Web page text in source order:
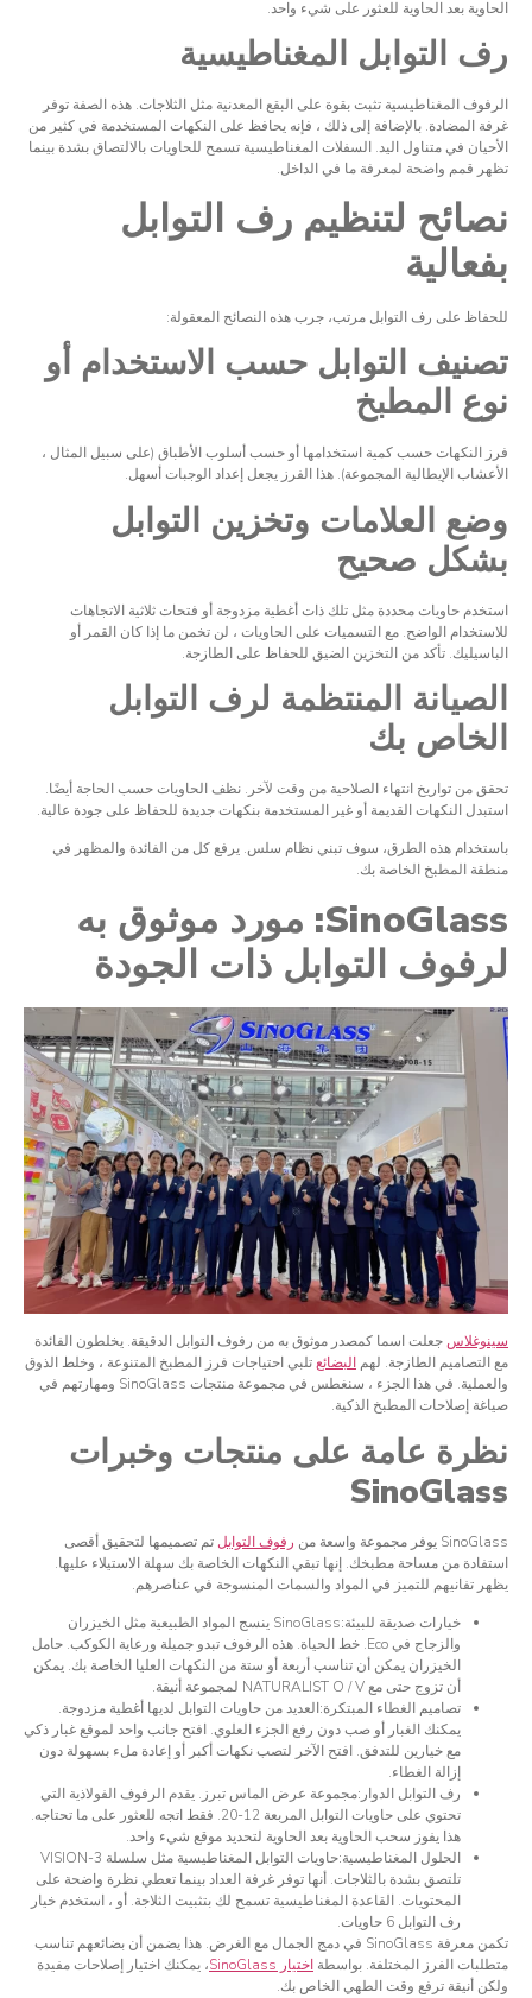
الحاوية بعد الحاوية للعثور على شيء واحد.
رف التوابل المغناطيسية
الرفوف المغناطيسية تثبت بقوة على البقع المعدنية مثل الثلاجات. هذه الصفة توفر
غرفة المضادة. بالإضافة إلى ذلك ، فإنه يحافظ على النكهات المستخدمة في كثير من
الأحيان في متناول اليد. السفلات المغناطيسية تسمح للحاويات بالالتصاق بشدة بينما
تظهر قمم واضحة لمعرفة ما في الداخل.
نصائح لتنظيم رف التوابل
بفعالية
للحفاظ على رف التوابل مرتب، جرب هذه النصائح المعقولة:
تصنيف التوابل حسب الاستخدام أو
نوع المطبخ
فرز النكهات حسب كمية استخدامها أو حسب أسلوب الأطباق (على سبيل المثال ،
الأعشاب الإيطالية المجموعة). هذا الفرز يجعل إعداد الوجبات أسهل.
وضع العلامات وتخزين التوابل
بشكل صحيح
استخدم حاويات محددة مثل تلك ذات أغطية مزدوجة أو فتحات ثلاثية الاتجاهات
للاستخدام الواضح. مع التسميات على الحاويات ، لن تخمن ما إذا كان القمر أو
الباسيليك. تأكد من التخزين الضيق للحفاظ على الطازجة.
الصيانة المنتظمة لرف التوابل
الخاص بك
تحقق من تواريخ انتهاء الصلاحية من وقت لآخر. نظف الحاويات حسب الحاجة أيضًا.
استبدل النكهات القديمة أو غير المستخدمة بنكهات جديدة للحفاظ على جودة عالية.
باستخدام هذه الطرق، سوف تبني نظام سلس. يرفع كل من الفائدة والمظهر في
منطقة المطبخ الخاصة بك.
SinoGlass: مورد موثوق به
لرفوف التوابل ذات الجودة
سينوغلاسجعلت اسما كمصدر موثوق به من رفوف التوابل الدقيقة. يخلطون الفائدة
مع التصاميم الطازجة. لهم البضائعتلبي احتياجات فرز المطبخ المتنوعة ، وخلط الذوق
والعملية. في هذا الجزء ، سنغطس في مجموعة منتجات SinoGlass ومهارتهم في
صياغة إصلاحات المطبخ الذكية.
نظرة عامة على منتجات وخبرات
SinoGlass
SinoGlass يوفر مجموعة واسعة من رفوف التوابلتم تصميمها لتحقيق أقصى
استفادة من مساحة مطبخك. إنها تبقي النكهات الخاصة بك سهلة الاستيلاء عليها.
يظهر تفانيهم للتميز في المواد والسمات المنسوجة في عناصرهم.
خيارات صديقة للبيئة:
SinoGlass ينسج المواد الطبيعية مثل الخيزران
والزجاج في Eco. خط الحياة. هذه الرفوف تبدو جميلة ورعاية الكوكب. حامل
الخيزران يمكن أن تناسب أربعة أو ستة من النكهات العليا الخاصة بك. يمكن
أن تزوج حتى مع NATURALIST O / V لمجموعة أنيقة.
تصاميم الغطاء المبتكرة:العديد من حاويات التوابل لديها أغطية مزدوجة.
يمكنك الغبار أو صب دون رفع الجزء العلوي. افتح جانب واحد لموقع غبار ذكي
مع خيارين للتدفق. افتح الآخر لتصب نكهات أكبر أو إعادة ملء بسهولة دون
إزالة الغطاء.
رف التوابل الدوار:مجموعة عرض الماس تبرز. يقدم الرفوف الفولاذية التي
تحتوي على حاويات التوابل المربعة 12-20. فقط اتجه للعثور على ما تحتاجه.
هذا يفوز سحب الحاوية بعد الحاوية لتحديد موقع شيء واحد.
الحلول المغناطيسية:
حاويات التوابل المغناطيسية مثل سلسلة VISION-3
تلتصق بشدة بالثلاجات. أنها توفر غرفة العداد بينما تعطي نظرة واضحة على
المحتويات. القاعدة المغناطيسية تسمح لك بتثبيت الثلاجة. أو ، استخدم خيار
رف التوابل 6 حاويات.
تكمن معرفة SinoGlass في دمج الجمال مع الغرض. هذا يضمن أن بضائعهم تناسب
متطلبات الفرز المختلفة. بواسطة اختيار SinoGlass
، يمكنك اختيار إصلاحات مفيدة
ولكن أنيقة ترفع وقت الطهي الخاص بك.